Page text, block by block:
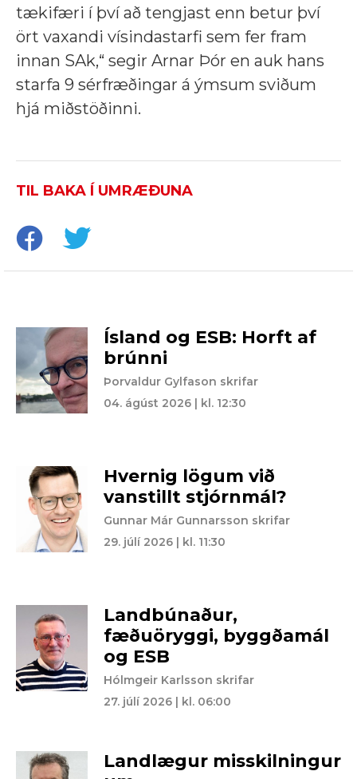
tækifæri í því að tengjast enn betur því
ört vaxandi vísindastarfi sem fer fram
innan SAk,“ segir Arnar Þór en auk hans
starfa 9 sérfræðingar á ýmsum sviðum
hjá miðstöðinni.
TIL BAKA Í UMRÆÐUNA
Ísland og ESB: Horft af
brúnni
Þorvaldur Gylfason skrifar
04. ágúst 2026 | kl. 12:30
Hvernig lögum við
vanstillt stjórnmál?
Gunnar Már Gunnarsson skrifar
29. júlí 2026 | kl. 11:30
Landbúnaður,
fæðuöryggi, byggðamál
og ESB
Hólmgeir Karlsson skrifar
27. júlí 2026 | kl. 06:00
Landlægur misskilningur